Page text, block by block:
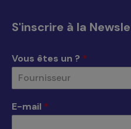
dans
nouvelle
fenêtre
dans
nouvelle
fenêtre
dans
nouvelle
fenêtre
dans
nouvelle
S'inscrire à la
Vous êtes un ? *
Fournisseur
E-mail *